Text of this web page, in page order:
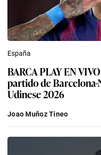
BARCA PLAY EN
partido de
Udinese 2026
Joao Muñoz Tineo